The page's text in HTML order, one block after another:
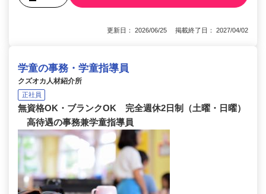
更新日： 2026/06/25 掲載終了日： 2027/04/02
学童の事務・学童指導員
クズオカ人材紹介所
正社員
無資格OK・ブランクOK 完全週休2日制（土曜・日曜）
高待遇の事務兼学童指導員